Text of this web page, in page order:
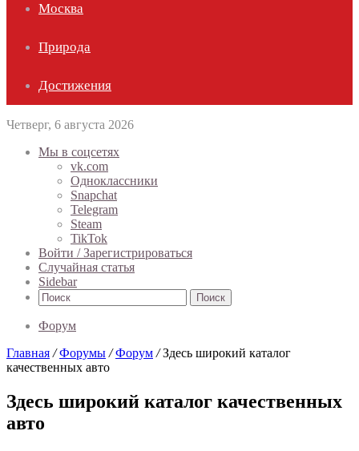
Москва
Природа
Достижения
Четверг, 6 августа 2026
Мы в соцсетях
vk.com
Одноклассники
Snapchat
Telegram
Steam
TikTok
Войти / Зарегистрироваться
Случайная статья
Sidebar
Поиск
Форум
Главная / Форумы / Форум / Здесь широкий каталог
качественных авто
Здесь широкий каталог качественных
авто